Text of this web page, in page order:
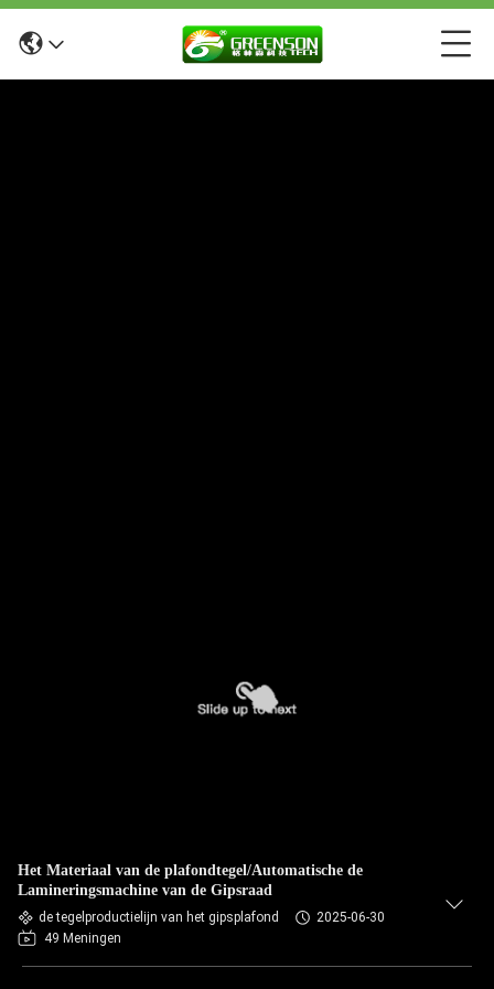
Het Materiaal van de plafondtegel/Automatische de
Lamineringsmachine van de Gipsraad
de tegelproductielijn van het gipsplafond
2025-06-30
49 Meningen